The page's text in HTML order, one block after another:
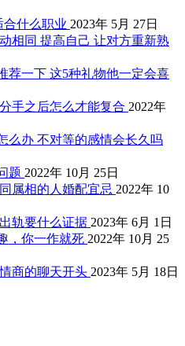
合什么职业 2023年 5月 27日
相同 提高自己 让对方重新熟
荐一下 这5种礼物他一定会喜
手之后怎么才能复合 2022年
么办 不对等的感情会长久吗
题 2022年 10月 25日
属相的人婚配宜忌 2022年 10
轨要什么证据 2023年 6月 1日
，你一作就死 2022年 10月 25
商的聊天开头 2023年 5月 18日